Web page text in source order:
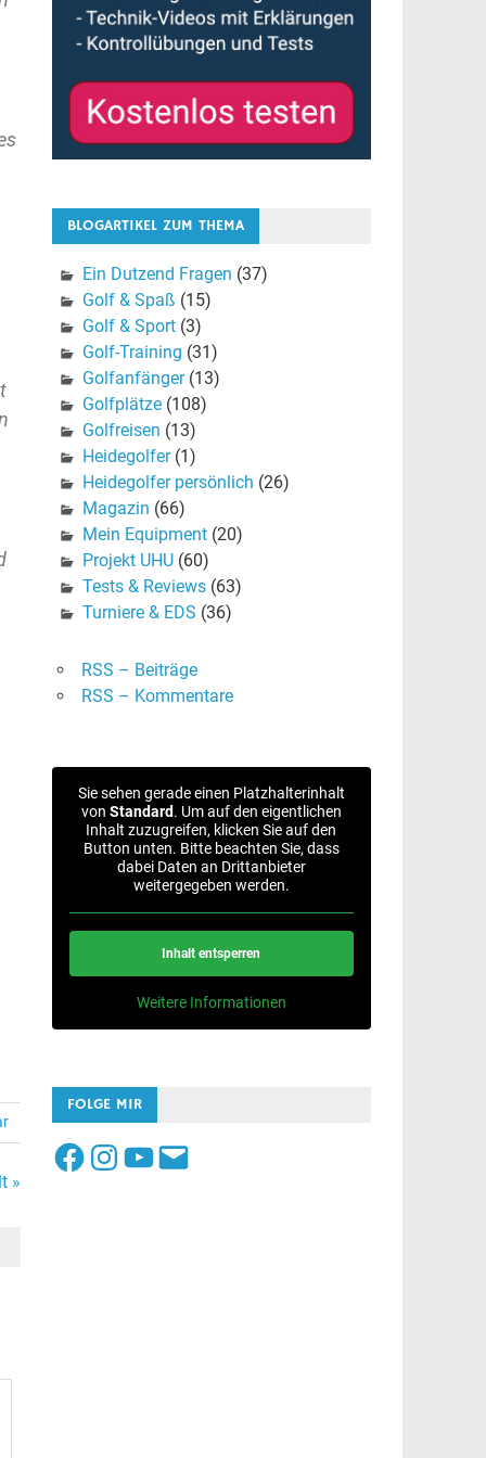
»
BLOGARTIKEL ZUM THEMA
Ein Dutzend Fragen (37)
Golf & Spaß (15)
Golf & Sport(3)
Golf-Training (31)
Golfanfänger(13)
Golfplätze(108)
Golfreisen (13)
Heidegolfer(1)
Heidegolfer persönlich (26)
Magazin (66)
Mein Equipment(20)
Projekt UHU(60)
Tests & Reviews(63)
Turniere & EDS (36)
RSS – Beiträge
RSS – Kommentare
Sie sehen gerade einen Platzhalterinhalt
von Standard. Um auf den eigentlichen
Inhalt zuzugreifen, klicken Sie auf den
Button unten. Bitte beachten Sie, dass
dabei Daten an Drittanbieter
weitergegeben werden.
Inhalt entsperren
Weitere Informationen
FOLGE MIR
FacebookInstagram
YouTube
E-
Mail